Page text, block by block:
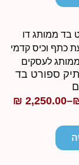
ספורט בד
₪2,250.00